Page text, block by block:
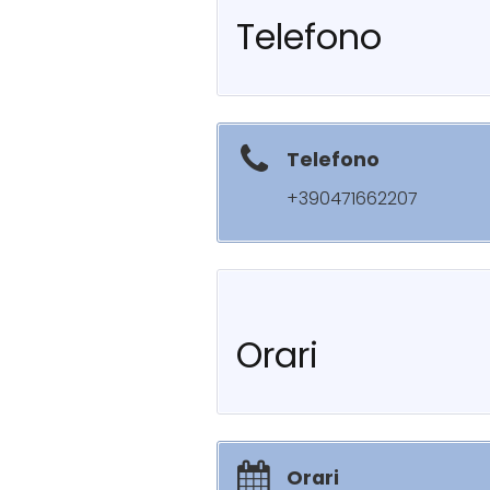
Telefono
Telefono
+390471662207
Orari
Orari